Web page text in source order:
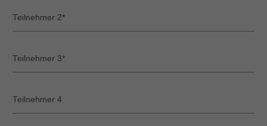
Lorem ipsum dolor sit amet, consectetuer adipiscing
elit.
Aenean commodo ligula eget dolor. Aenean massa.